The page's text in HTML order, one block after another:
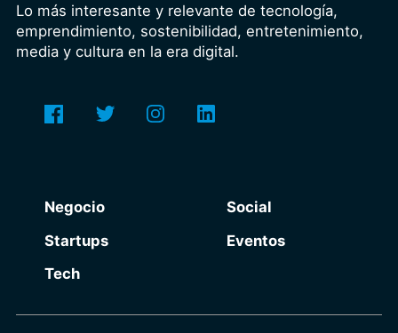
Lo más interesante y relevante de tecnología,
emprendimiento, sostenibilidad, entretenimiento,
media y cultura en la era digital.
Negocio
Startups
Tech
Social
Eventos